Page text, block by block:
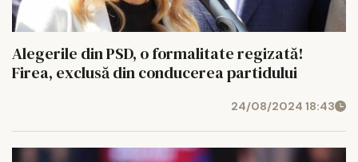
Alegerile din PSD, o formalitate regizată!
Firea, exclusă din conducerea partidului
24/08/2024 18:43